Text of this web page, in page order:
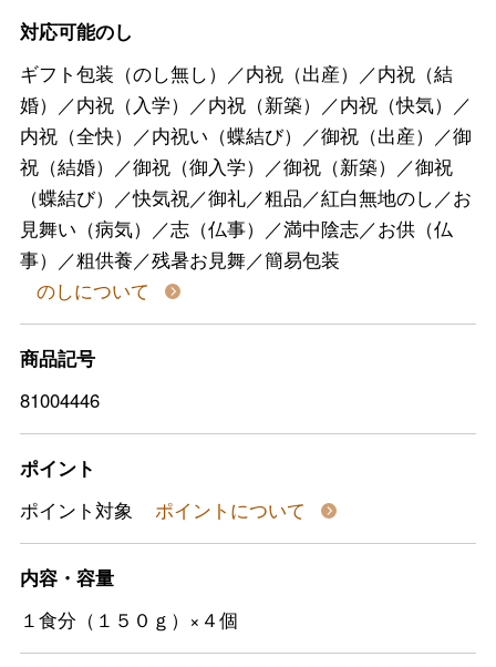
対応可能のし
ギフト包装（のし無し）／内祝（出産）／内祝（結
婚）／内祝（入学）／内祝（新築）／内祝（快気）／
内祝（全快）／内祝い（蝶結び）／御祝（出産）／御
祝（結婚）／御祝（御入学）／御祝（新築）／御祝
（蝶結び）／快気祝／御礼／粗品／紅白無地のし／お
見舞い（病気）／志（仏事）／満中陰志／お供（仏
事）／粗供養／残暑お見舞／簡易包装
のしについて
商品記号
81004446
ポイント
ポイント対象
ポイントについて
内容・容量
１食分（１５０ｇ）×４個